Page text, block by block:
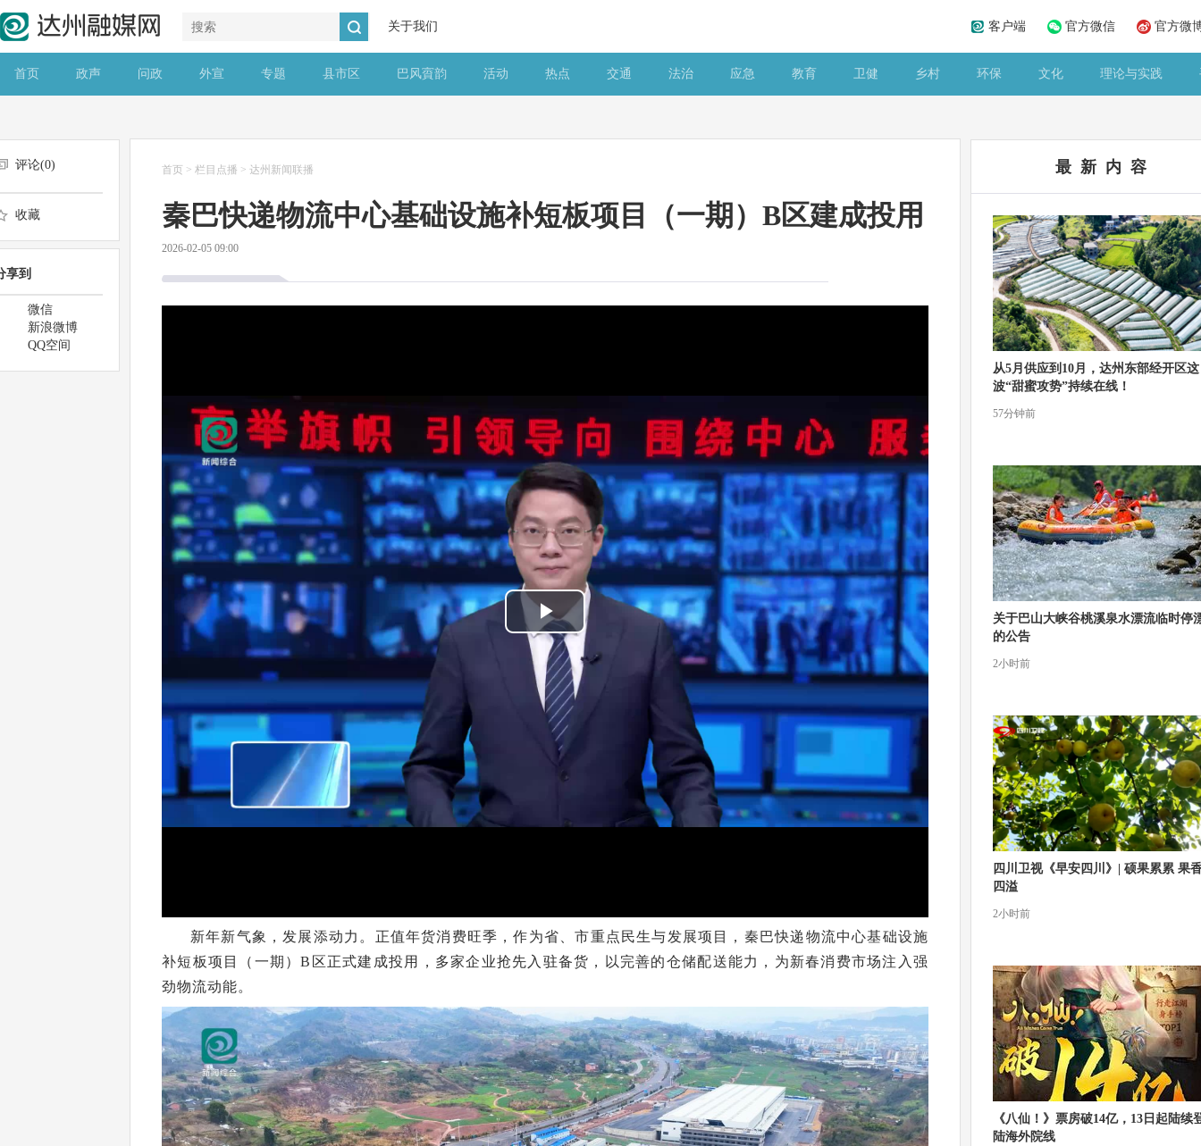
关于我们 客户端 官方微信 官方微
首页 政声 问政 外宣 专题 县市区 巴风賨韵 活动 热点 交通 法治 应急 教育 卫健 乡村 环保 文化 理论与实践
首页 > 栏目点播 > 达州新闻联播
秦巴快递物流中心基础设施补短板项目（一期）B区建成投用
2026-02-05 09:00
播
放
视
频
新年新气象，发展添动力。正值年货消费旺季，作为省、市重点民生与发展项目，秦巴快递物流中心基础设施
补短板项目（一期）B区正式建成投用，多家企业抢先入驻备货，以完善的仓储配送能力，为新春消费市场注入强
劲物流动能。
评论(0)
收藏
享到
微信
新浪微博
QQ空间
最 新 内 容
从5月供应到10月，达州东部经开区这
波“甜蜜攻势”持续在线！
57分钟前
关于巴山大峡谷桃溪泉水漂流临时停
的公告
2小时前
四川卫视《早安四川》| 硕果累累 果
四溢
2小时前
《八仙！》票房破14亿，13日起陆续
陆海外院线